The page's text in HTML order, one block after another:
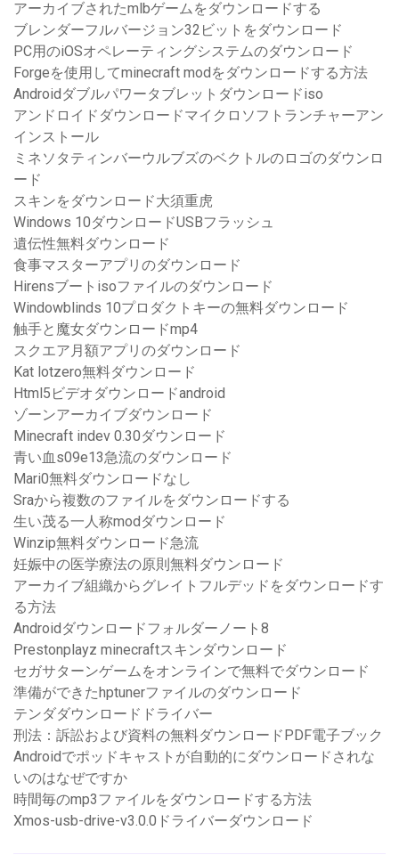
アーカイブされたmlbゲームをダウンロードする
ブレンダーフルバージョン32ビットをダウンロード
PC用のiOSオペレーティングシステムのダウンロード
Forgeを使用してminecraft modをダウンロードする方法
Androidダブルパワータブレットダウンロードiso
アンドロイドダウンロードマイクロソフトランチャーアン
インストール
ミネソタティンバーウルブズのベクトルのロゴのダウンロ
ード
スキンをダウンロード大須重虎
Windows 10ダウンロードUSBフラッシュ
遺伝性無料ダウンロード
食事マスターアプリのダウンロード
Hirensブートisoファイルのダウンロード
Windowblinds 10プロダクトキーの無料ダウンロード
触手と魔女ダウンロードmp4
スクエア月額アプリのダウンロード
Kat lotzero無料ダウンロード
Html5ビデオダウンロードandroid
ゾーンアーカイブダウンロード
Minecraft indev 0.30ダウンロード
青い血s09e13急流のダウンロード
Mari0無料ダウンロードなし
Sraから複数のファイルをダウンロードする
生い茂る一人称modダウンロード
Winzip無料ダウンロード急流
妊娠中の医学療法の原則無料ダウンロード
アーカイブ組織からグレイトフルデッドをダウンロードす
る方法
Androidダウンロードフォルダーノート8
Prestonplayz minecraftスキンダウンロード
セガサターンゲームをオンラインで無料でダウンロード
準備ができたhptunerファイルのダウンロード
テンダダウンロードドライバー
刑法：訴訟および資料の無料ダウンロードPDF電子ブック
Androidでポッドキャストが自動的にダウンロードされな
いのはなぜですか
時間毎のmp3ファイルをダウンロードする方法
Xmos-usb-drive-v3.0.0ドライバーダウンロード